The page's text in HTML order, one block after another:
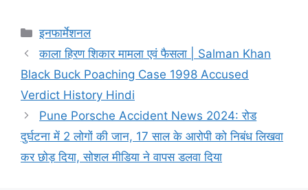
Categories
इनफार्मेशनल
काला हिरण शिकार मामला एवं फैसला | Salman Khan
Black Buck Poaching Case 1998 Accused
Verdict History Hindi
Pune Porsche Accident News 2024: रोड
दुर्घटना में 2 लोगों की जान, 17 साल के आरोपी को निबंध लिखवा
कर छोड़ दिया, सोशल मीडिया ने वापस डलवा दिया